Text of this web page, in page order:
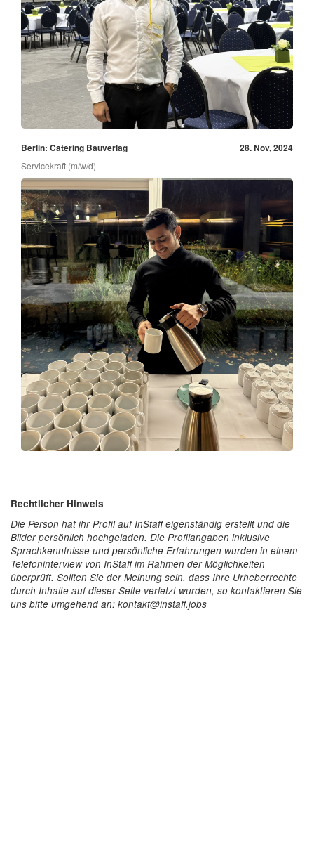
Berlin: Catering Bauverlag 28. Nov, 2024
Servicekraft (m/w/d)
Rechtlicher Hinweis
Die Person hat ihr Profil auf InStaff eigenständig erstellt und die
Bilder persönlich hochgeladen. Die Profilangaben inklusive
Sprachkenntnisse und persönliche Erfahrungen wurden in einem
Telefoninterview von InStaff im Rahmen der Möglichkeiten
überprüft. Sollten Sie der Meinung sein, dass Ihre Urheberrechte
durch Inhalte auf dieser Seite verletzt wurden, so kontaktieren Sie
uns bitte umgehend an: kontakt@instaff.jobs